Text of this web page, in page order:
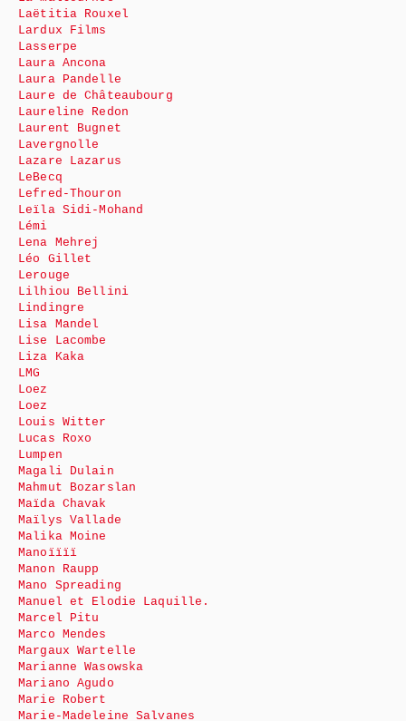
Laëtitia Rouxel
Lardux Films
Lasserpe
Laura Ancona
Laura Pandelle
Laure de Châteaubourg
Laureline Redon
Laurent Bugnet
Lavergnolle
Lazare Lazarus
LeBecq
Lefred-Thouron
Leïla Sidi-Mohand
Lémi
Lena Mehrej
Léo Gillet
Lerouge
Lilhiou Bellini
Lindingre
Lisa Mandel
Lise Lacombe
Liza Kaka
LMG
Loez
Loez
Louis Witter
Lucas Roxo
Lumpen
Magali Dulain
Mahmut Bozarslan
Maïda Chavak
Maïlys Vallade
Malika Moine
Manoïïïï
Manon Raupp
Mano Spreading
Manuel et Elodie Laquille.
Marcel Pitu
Marco Mendes
Margaux Wartelle
Marianne Wasowska
Mariano Agudo
Marie Robert
Marie-Madeleine Salvanes